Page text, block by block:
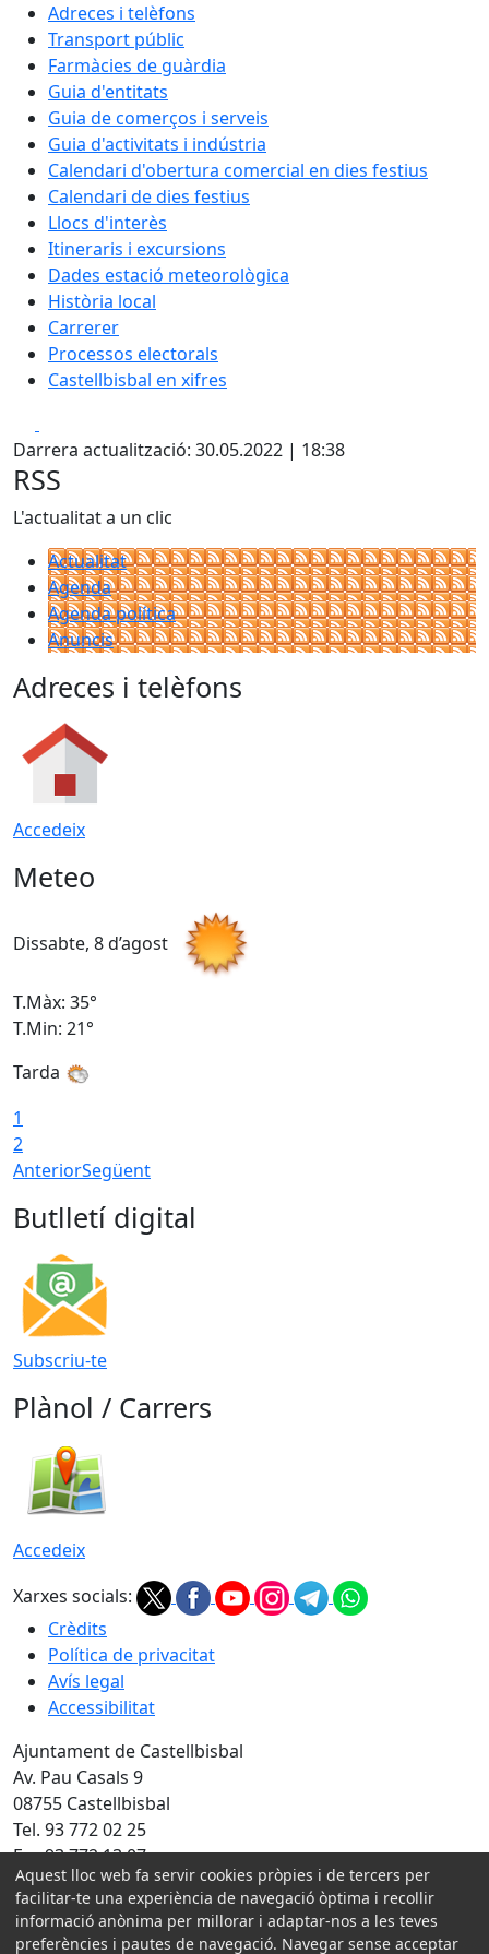
Adreces i telèfons
Transport públic
Farmàcies de guàrdia
Guia d'entitats
Guia de comerços i serveis
Guia d'activitats i indústria
Calendari d'obertura comercial en dies festius
Calendari de dies festius
Llocs d'interès
Itineraris i excursions
Dades estació meteorològica
Història local
Carrerer
Processos electorals
Castellbisbal en xifres
Darrera actualització: 30.05.2022 | 18:38
RSS
L'actualitat a un clic
Actualitat
Agenda
Agenda política
Anuncis
Adreces i telèfons
Accedeix
Meteo
Dissabte, 8 d’agost
T.Màx: 35°
T.Min: 21°
Tarda
1
2
AnteriorSegüent
Butlletí digital
Subscriu-te
Plànol / Carrers
Accedeix
Xarxes socials:
Crèdits
Política de privacitat
Avís legal
Accessibilitat
Ajuntament de Castellbisbal
Av. Pau Casals 9
08755 Castellbisbal
Tel. 93 772 02 25
Fax 93 772 13 07
Amb la col·laboració de:
Aquest lloc web fa servir cookies pròpies i de tercers per
facilitar-te una experiència de navegació òptima i recollir
informació anònima per millorar i adaptar-nos a les teves
preferències i pautes de navegació. Navegar sense acceptar